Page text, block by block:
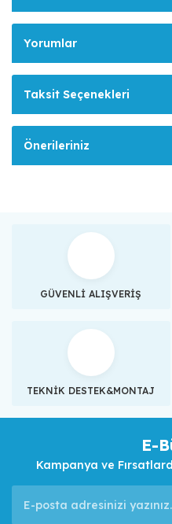
Yorumlar
Taksit Seçenekleri
Önerileriniz
GÜVENLİ ALIŞVERİŞ
TEKNİK DESTEK&MONTAJ
E-
Kampanya ve